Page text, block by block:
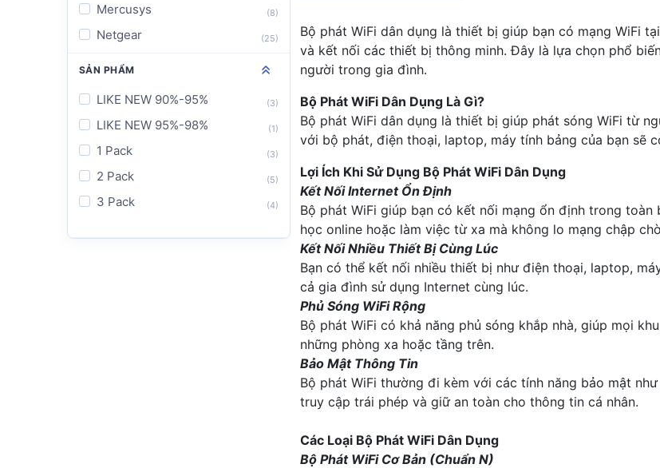
Mercusys (8)
Netgear (25)
(12)
SẢN PHẨM
LIKE NEW 90%-95% (3)
LIKE NEW 95%-98% (1)
1 Pack (3)
2 Pack (5)
3 Pack (4)
Bộ phát WiFi dân dụng là thiết bị giúp bạn có mạng WiFi
và kết nối các thiết bị thông minh. Đây là lựa chọn phổ
người trong gia đình.
Bộ Phát WiFi Dân Dụng Là Gì?
Bộ phát WiFi dân dụng là thiết bị giúp phát sóng WiFi từ
với bộ phát, điện thoại, laptop, máy tính bảng của bạn sẽ
Lợi Ích Khi Sử Dụng Bộ Phát WiFi Dân Dụng
Kết Nối Internet Ổn Định
Bộ phát WiFi giúp bạn có kết nối mạng ổn định trong
học online hoặc làm việc từ xa mà không lo mạng chập
Kết Nối Nhiều Thiết Bị Cùng Lúc
Bạn có thể kết nối nhiều thiết bị như điện thoại, laptop,
cả gia đình sử dụng Internet cùng lúc.
Phủ Sóng WiFi Rộng
Bộ phát WiFi có khả năng phủ sóng khắp nhà, giúp mọi
những phòng xa hoặc tầng trên.
Bảo Mật Thông Tin
Bộ phát WiFi thường đi kèm với các tính năng bảo mật
truy cập trái phép và giữ an toàn cho thông tin cá nhân.
Các Loại Bộ Phát WiFi Dân Dụng
Bộ Phát WiFi Cơ Bản (Chuẩn N)